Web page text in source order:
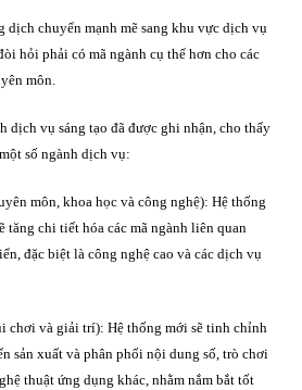
dịch chuyển mạnh mẽ sang khu vực dịch vụ
hỏi phải có mã ngành cụ thể hơn cho các
môn.
dịch vụ sáng tạo đã được ghi nhận, cho thấy
số ngành dịch vụ:
môn, khoa học và công nghệ): Hệ thống
tăng chi tiết hóa các mã ngành liên quan
đặc biệt là công nghệ cao và các dịch vụ
chơi và giải trí): Hệ thống mới sẽ tinh chỉnh
sản xuất và phân phối nội dung số, trò chơi
thuật ứng dụng khác, nhằm nắm bắt tốt